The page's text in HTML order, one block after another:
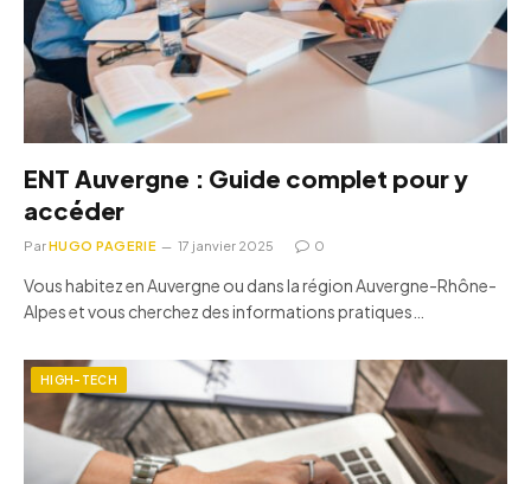
ENT Auvergne : Guide complet pour y
accéder
ParHUGO PAGERIE 17 janvier 2025 0
Vous habitez en Auvergne ou dans la région Auvergne-Rhône-
Alpes et vous cherchez des informations pratiques…
HIGH-TECH